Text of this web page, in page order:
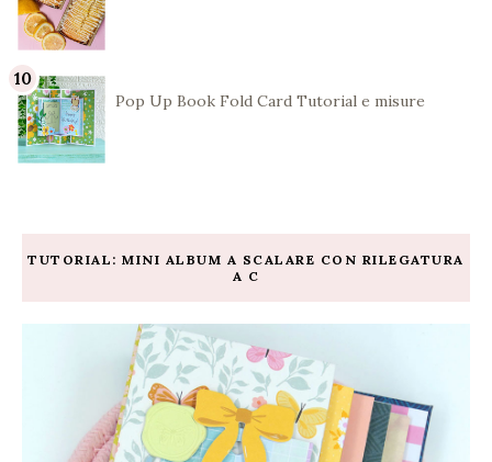
Pop Up Book Fold Card Tutorial e misure
TUTORIAL: MINI ALBUM A SCALARE CON RILEGATURA
A C